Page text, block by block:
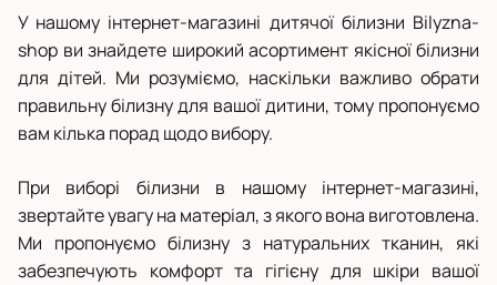
У нашому інтернет-магазині дитячої білизни Bilyzna-
shop ви знайдете широкий асортимент якісної білизни
для дітей. Ми розуміємо, наскільки важливо обрати
правильну білизну для вашої дитини, тому пропонуємо
вам кілька порад щодо вибору.
При виборі білизни в нашому інтернет-магазині,
звертайте увагу на матеріал, з якого вона виготовлена.
Ми пропонуємо білизну з натуральних тканин, які
забезпечують комфорт та гігієну для шкіри вашої